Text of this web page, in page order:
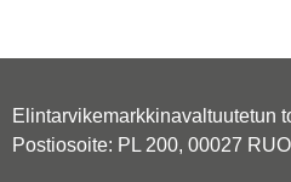
Elintarvikemarkkinavaltuutetun
Postiosoite: PL 200, 00027